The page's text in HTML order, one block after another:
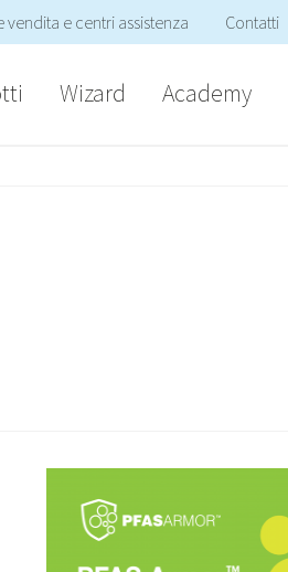
vendita e centri assistenza Contatti
Wizard Academy